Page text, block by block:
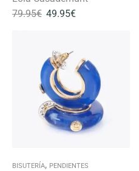
79.95€ 49.95€
BISUTERÍA, PENDIENTES